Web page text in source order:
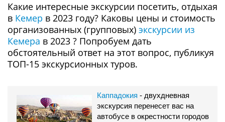
Какие интересные экскурсии посетить, отдыхая
в Кемер в 2023 году? Каковы цены и стоимость
организованных (групповых) экскурсии из
Кемера в 2023 ? Попробуем дать
обстоятельный ответ на этот вопрос, публикуя
ТОП-15 экскурсионных туров.
Каппадокия - двухдневная
экскурсия перенесет вас на
автобусе в окрестности городов